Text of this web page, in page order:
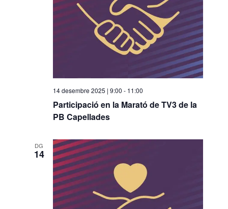
Participació en la Marató de TV3 de la
PB Capellades
14 desembre 2025 | 9:00 - 11:00
DG
14